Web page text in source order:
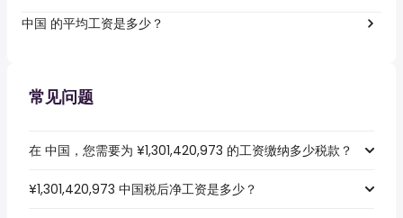
中国 的平均工资是多少？
常见问题
在 中国，您需要为 ¥1,301,420,973 的工资缴纳多少税款？
¥1,301,420,973 中国税后净工资是多少？